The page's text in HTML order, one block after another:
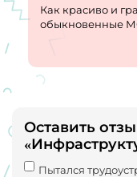
Как красиво и
обыкновенные
Оставить
Пытался